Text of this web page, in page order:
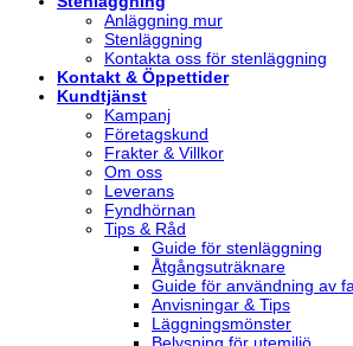
Anläggning mur
Stenläggning
Kontakta oss för stenläggning
Kontakt & Öppettider
Kundtjänst
Kampanj
Företagskund
Frakter & Villkor
Om oss
Leverans
Fyndhörnan
Tips & Råd
Guide för stenläggning
Åtgångsuträknare
Guide för användning av
Anvisningar & Tips
Läggningsmönster